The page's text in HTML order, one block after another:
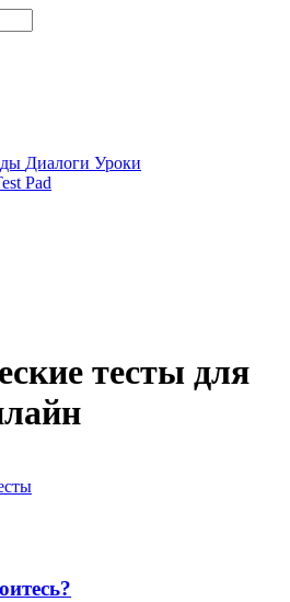
Диалоги Уроки
Pad
тесты для